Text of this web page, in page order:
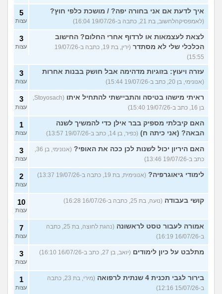
איך לדעת אם אני בחורה יפה? / מושכת כלפי חוץ?
(לאמפסיקהלחשוב, בת 21, כתבה ב-19/07/26 16:04)
5
עצות
לצאת לעצמאות או לרדוף אחרי החלום? החישוב
הכלכלי שלי לא מסתדר
(ירין, בת 19, כתבה ב-19/07/26
15:55)
3
עצות
עזרה ויעוץ: בזוגיות מדהימה אבל חושק בבנות אחרות
(אנונימי, בן 20, כתב ב-19/07/26 15:44)
3
עצות
ראיתי מישהו בטיסה והתביישתי להתחיל איתו
(Stoyosach,
בן 16, כתב ב-19/07/26 15:40)
3
עצות
האם קיבלתי מספיק בבר אילן כדי להמשיך לשנה
הבאה? (אני כיתה ח) (כפיר, בן 14, כתב ב-19/07/26 13:57)
1
עצות
האם היריון יכול לשנות לכן ככה את האופי?
(אנונימי, בן 36,
כתב ב-19/07/26 13:46)
3
עצות
לימודי גיאוגרפיה? (אנונימית, בת 19, כתבה ב-19/07/26 13:37) 2
עצות
קושי בעבודה (נועה, בת 25, כתבה ב-16/07/26 16:28) 10
עצות
אמורה לעבור טסט לראשונה
(נהגת לחוצה, בת 25, כתבה
ב-16/07/26 16:19)
7
עצות
מתלבט על כיון לימודים (יואב, בן 27, כתב ב-16/07/26 16:10) 3
עצות
בירור לגבי תכנית 4 שנתית לרפואה
(מירי, בת 23, כתבה
ב-15/07/26 12:16)
1
עצות